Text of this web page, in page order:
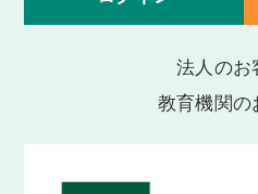
法人のお
教育機関の